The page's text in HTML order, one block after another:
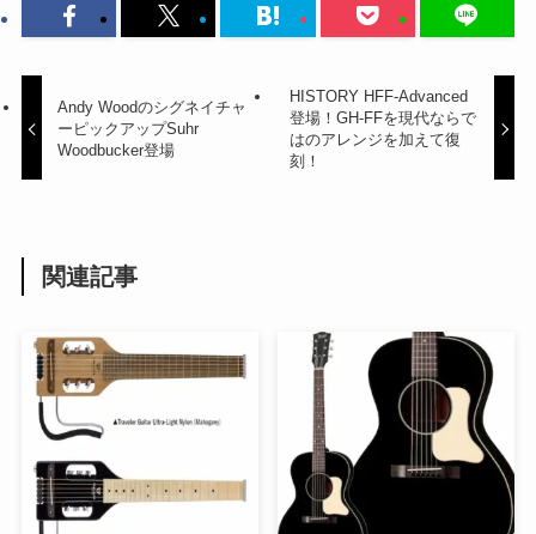
Andy Woodのシグネイチャ
ーピックアップSuhr
Woodbucker登場
HISTORY HFF-Advanced
登場！GH-FFを現代ならで
はのアレンジを加えて復
刻！
関連記事